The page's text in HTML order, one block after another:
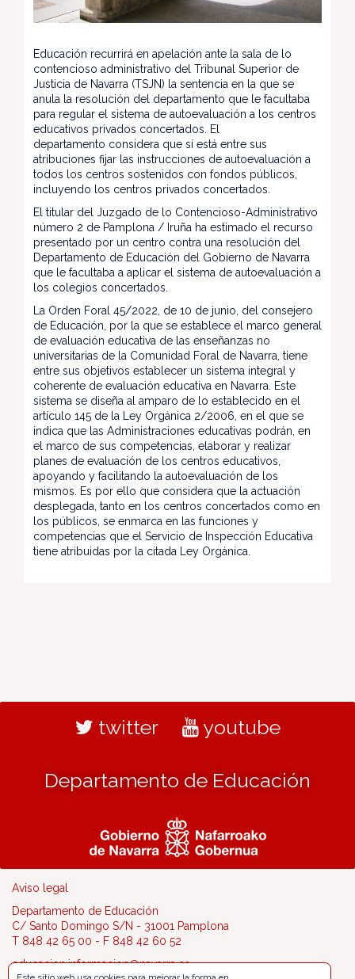
Educación recurrirá en apelación ante la sala de lo
contencioso administrativo del Tribunal Superior de
Justicia de Navarra (TSJN) la sentencia en la que se
anula la resolución del departamento que le facultaba
para regular el sistema de autoevaluación a los centros
educativos privados concertados. El
departamento considera que sí está entre sus
atribuciones fijar las instrucciones de autoevaluación a
todos los centros sostenidos con fondos públicos,
incluyendo los centros privados concertados.
El titular del Juzgado de lo Contencioso-Administrativo
número 2 de Pamplona / Iruña ha estimado el recurso
presentado por un centro contra una resolución del
Departamento de Educación del Gobierno de Navarra
que le facultaba a aplicar el sistema de autoevaluación a
los colegios concertados.
La Orden Foral 45/2022, de 10 de junio, del consejero
de Educación, por la que se establece el marco general
de evaluación educativa de las enseñanzas no
universitarias de la Comunidad Foral de Navarra, tiene
entre sus objetivos establecer un sistema integral y
coherente de evaluación educativa en Navarra. Este
sistema se diseña al amparo de lo establecido en el
artículo 145 de la Ley Orgánica 2/2006, en el que se
indica que las Administraciones educativas podrán, en
el marco de sus competencias, elaborar y realizar
planes de evaluación de los centros educativos,
apoyando y facilitando la autoevaluación de los
mismos. Es por ello que considera que la actuación
desplegada, tanto en los centros concertados como en
los públicos, se enmarca en las funciones y
competencias que el Servicio de Inspección Educativa
tiene atribuidas por la citada Ley Orgánica.
twitter youtube
Departamento de Educación
Aviso legal
Departamento de Educación
C/ Santo Domingo S/N - 31001 Pamplona
T 848 42 65 00 - F 848 42 60 52
educacion.informacion@navarra.es